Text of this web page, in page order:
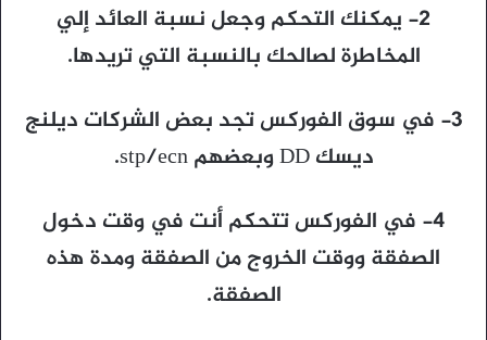
2- يمكنك التحكم وجعل نسبة العائد إلي
المخاطرة لصالحك بالنسبة التي تريدها.
3- في سوق الفوركس تجد بعض الشركات ديلنج
ديسك DD وبعضهم stp/ecn.
4- في الفوركس تتحكم أنت في وقت دخول
الصفقة ووقت الخروج من الصفقة ومدة هذه
الصفقة.